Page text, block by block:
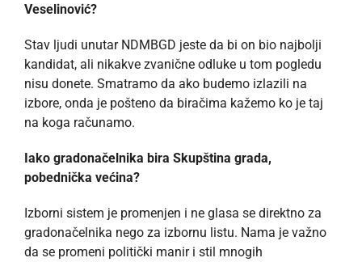
Veselinović?
Stav ljudi unutar NDMBGD jeste da bi on bio najbolji
kandidat, ali nikakve zvanične odluke u tom pogledu
nisu donete. Smatramo da ako budemo izlazili na
izbore, onda je pošteno da biračima kažemo ko je taj
na koga računamo.
Iako gradonačelnika bira Skupština grada,
pobednička većina?
Izborni sistem je promenjen i ne glasa se direktno za
gradonačelnika nego za izbornu listu. Nama je važno
da se promeni politički manir i stil mnogih